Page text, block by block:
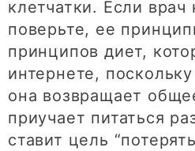
клетчатки. Если врач
поверьте, ее
принципов диет,
интернете,
она возвращает
приучает питаться
ставит цель